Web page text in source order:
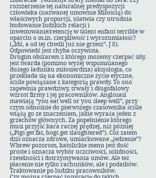
rozszerzenie tej naturalnej predyspozycji
człowieka (nazwanej umownie Miłością) do
właściwych proporcji, ułatwia czy utrudnia
budowanie ludzkich relacji i
inwestowanie/retencję w talent enfant terrible w
oparciu o m.in. cierpliwość i wyrozumiałość?
(„Idź, a od tej chwili już nie grzesz”. J 8).
Odpowiedź jest chyba oczywista.
Drugim obszarem z którego możemy czerpać siły,
jest twarda (pomimo wyżej wspomnianego
dużego ładunku miłosierdzia) aksjologia, co
przekłada się na ekonomiczne życie etyczne,
ściśle powiązane z kategorią prawdy. To ono
zapewnia prawdziwy, trwały i długofalowy
wzrost firmy i jej pracowników. Anglosasi
mawiają “you eat well or you sleep well”, przy
czym odnośnie do pierwszego czasownika ściśle
wiążą go ze znaczeniem, jakie wyraża jeden z
grzechów głównych. Za popełnienie którego
musi przyjść kara raczej prędzej, niż później
(„Pigs get fat, hogs get slaughtered”). Cóż zatem
dziś oznacza zdrowe, umiarkowane „jedzenie”?
Wbrew pozorom, katolickie menu jest dość
proste i oznacza wybór uczciwości, solidności,
rzetelności i dotrzymywania umów. Ale też
płacenie nie tylko rachunków, ale i podatków.
Traktowanie po ludzku pracowników.